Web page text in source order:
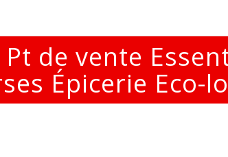
de vente
Épicerie Eco-